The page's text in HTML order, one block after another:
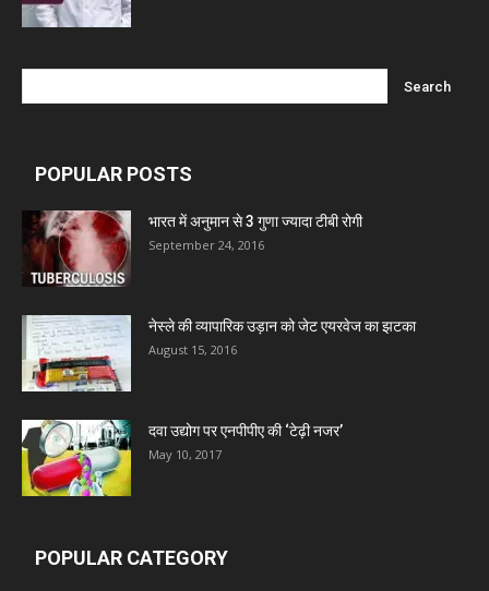
Admac Group Companies
Deep Shree Pharmaceuticals
Zumentes Healthcare
Digital Vision
POPULAR POSTS
भारत में अनुमान से 3 गुणा ज्यादा टीबी रोगी
September 24, 2016
नेस्ले की व्यापारिक उड़ान को जेट एयरवेज का झटका
August 15, 2016
दवा उद्योग पर एनपीपीए की ‘टेढ़ी नजर’
May 10, 2017
POPULAR CATEGORY